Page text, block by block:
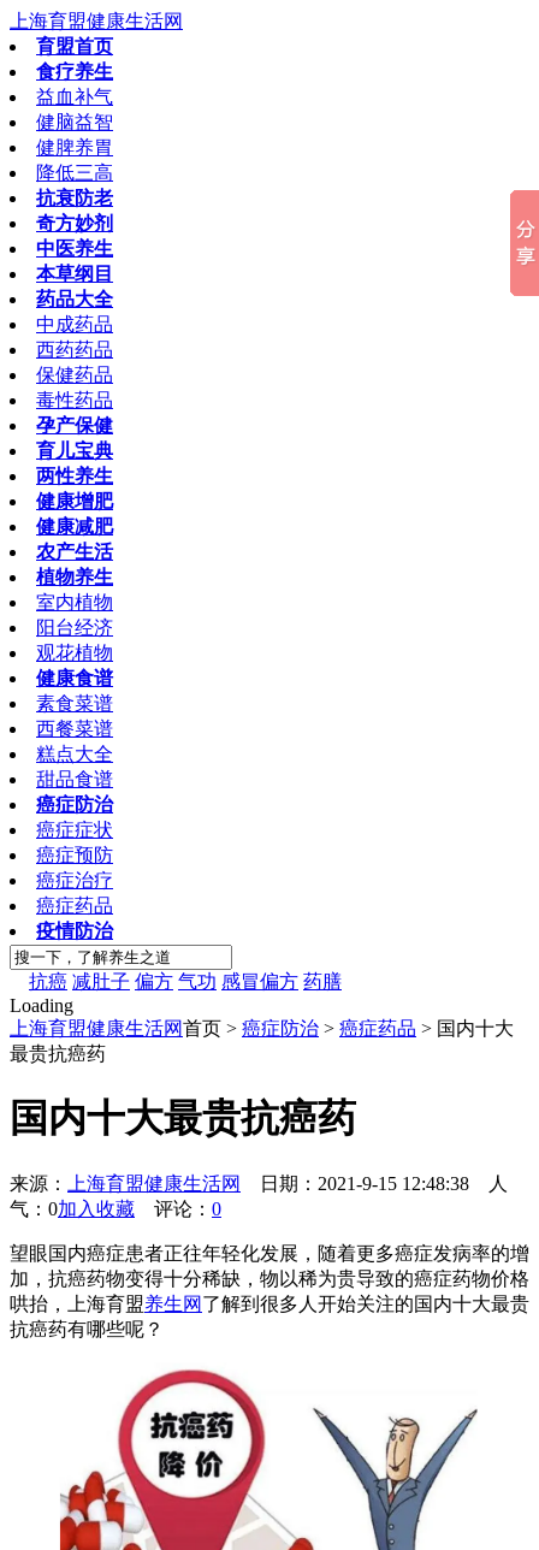
上海育盟健康生活网
育盟首页
食疗养生
益血补气
健脑益智
健脾养胃
降低三高
抗衰防老
奇方妙剂
中医养生
本草纲目
药品大全
中成药品
西药药品
保健药品
毒性药品
孕产保健
育儿宝典
两性养生
健康增肥
健康减肥
农产生活
植物养生
室内植物
阳台经济
观花植物
健康食谱
素食菜谱
西餐菜谱
糕点大全
甜品食谱
癌症防治
癌症症状
癌症预防
癌症治疗
癌症药品
疫情防治
抗癌 减肚子 偏方 气功 感冒偏方 药膳
Loading
上海育盟健康生活网首页 > 癌症防治 > 癌症药品 > 国内十大
最贵抗癌药
国内十大最贵抗癌药
来源： 上海育盟健康生活网 日期：2021-9-15 12:48:38
人
气：0加入收藏 评论： 0
望眼国内癌症患者正往年轻化发展，随着更多癌症发病率的增
加，抗癌药物变得十分稀缺，物以稀为贵导致的癌症药物价格
哄抬，上海育盟养生网 了解到很多人开始关注的国内十大最贵
抗癌药有哪些呢？